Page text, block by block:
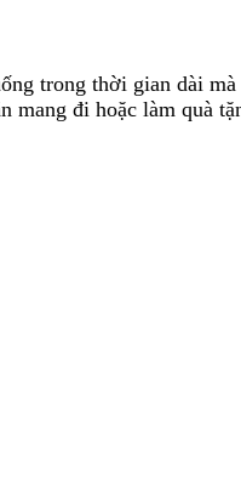
trong thời gian dài
mang đi hoặc làm quà